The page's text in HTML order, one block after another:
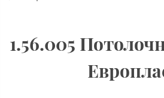
1.56.005